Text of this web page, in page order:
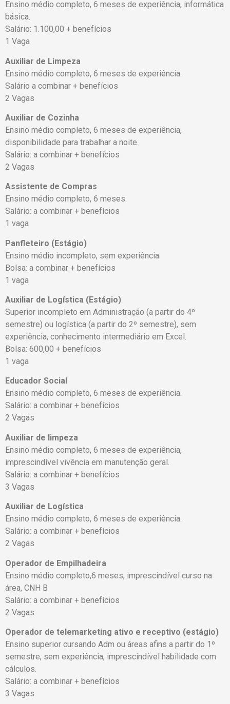
Ensino médio completo, 6 meses de experiência, informática
básica.
Salário: 1.100,00 + benefícios
1 Vaga
Auxiliar de Limpeza
Ensino médio completo, 6 meses de experiência.
Salário a combinar + benefícios
2 Vagas
Auxiliar de Cozinha
Ensino médio completo, 6 meses de experiência,
disponibilidade para trabalhar a noite.
Salário: a combinar + benefícios
2 Vagas
Assistente de Compras
Ensino médio completo, 6 meses.
Salário: a combinar + benefícios
1 vaga
Panfleteiro (Estágio)
Ensino médio incompleto, sem experiência
Bolsa: a combinar + benefícios
1 vaga
Auxiliar de Logística (Estágio)
Superior incompleto em Administração (a partir do 4º
semestre) ou logística (a partir do 2º semestre), sem
experiência, conhecimento intermediário em Excel.
Bolsa: 600,00 + benefícios
1 vaga
Educador Social
Ensino médio completo, 6 meses de experiência.
Salário: a combinar + benefícios
2 Vagas
Auxiliar de limpeza
Ensino médio completo, 6 meses de experiência,
imprescindível vivência em manutenção geral.
Salário: a combinar + benefícios
3 Vagas
Auxiliar de Logística
Ensino médio completo, 6 meses de experiência.
Salário: a combinar + benefícios
2 Vagas
Operador de Empilhadeira
Ensino médio completo,6 meses, imprescindível curso na
área, CNH B
Salário: a combinar + benefícios
2 Vagas
Operador de telemarketing ativo e receptivo (estágio)
Ensino superior cursando Adm ou áreas afins a partir do 1º
semestre, sem experiência, imprescindível habilidade com
cálculos.
Salário: a combinar + benefícios
3 Vagas